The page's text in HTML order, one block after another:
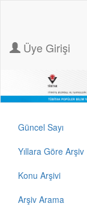
Üye Girişi
Güncel Sayı
Yıllara Göre Arşiv
Konu Arşivi
Arşiv Arama